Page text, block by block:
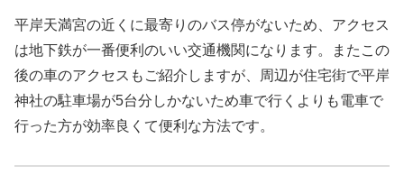
平岸天満宮の近くに最寄りのバス停がないため、アクセス
は地下鉄が一番便利のいい交通機関になります。またこの
後の車のアクセスもご紹介しますが、周辺が住宅街で平岸
神社の駐車場が5台分しかないため車で行くよりも電車で
行った方が効率良くて便利な方法です。